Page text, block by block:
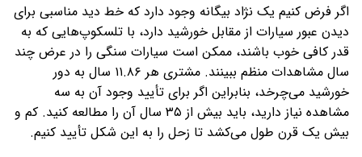
اگر فرض کنیم یک نژاد بیگانه وجود دارد که خط دید مناسبی برای
دیدن عبور سیارات از مقابل خورشید دارد، با تلسکوپ‌هایی که به
قدر کافی خوب باشند، ممکن است سیارات سنگی را در عرض چند
سال مشاهدات منظم ببینند. مشتری هر ۱۱.۸۶ سال به دور
خورشید می‌چرخد، بنابراین اگر برای تأیید وجود آن به سه
مشاهده نیاز دارید، باید بیش از ۳۵ سال آن را مطالعه کنید. کم و
بیش یک قرن طول می‌کشد تا زحل را به این شکل تأیید کنیم.